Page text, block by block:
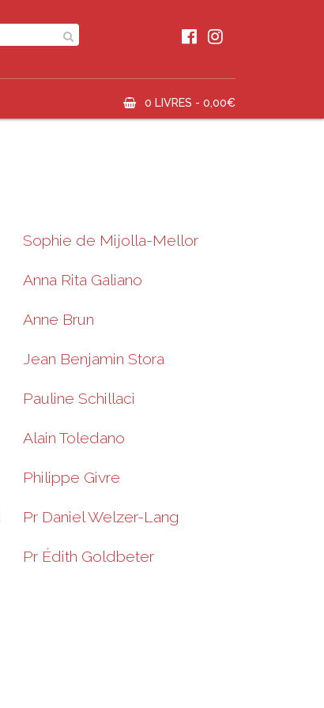
0 LIVRES - 0,00€
Sophie de Mijolla-Mellor
Anna Rita Galiano
Anne Brun
Jean Benjamin Stora
Pauline Schillaci
Alain Toledano
Philippe Givre
Pr Daniel Welzer-Lang
Pr Édith Goldbeter